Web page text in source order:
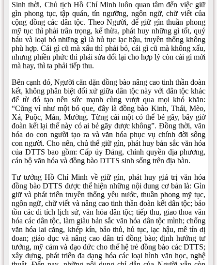
Sinh thời, Chủ tịch Hồ Chí Minh luôn quan tâm đến việc giữ
gìn phong tục, tập quán, tín ngưỡng, ngôn ngữ, chữ viết của
cộng đồng các dân tộc. Theo Người, để giữ gìn thuần phong
mỹ tục thì phải trân trọng, kế thừa, phát huy những gì tốt, quý
báu và loại bỏ những gì là hủ tục lạc hậu, truyền thống không
phù hợp. Cái gì cũ mà xấu thì phải bỏ, cái gì cũ mà không xấu,
nhưng phiền phức thì phải sửa đổi lại cho hợp lý còn cái gì mới
mà hay, thì ta phải tiếp thu.
Bên cạnh đó, Người căn dặn đồng bào nâng cao tinh thần đoàn
kết, không phân biệt đối xử giữa dân tộc này với dân tộc khác
để từ đó tạo nên sức mạnh cùng vượt qua mọi khó khăn:
“Cũng ví như một bó que, đây là đồng bào Kinh, Thái, Mèo,
Xá, Puộc, Mán, Mường. Từng cái một có thể bẻ gãy, bây giờ
đoàn kết lại thế này có ai bẻ gãy được không”. Đồng thời, văn
hóa do con người tạo ra và văn hóa phục vụ chính đời sống
con người. Cho nên, chủ thể giữ gìn, phát huy bản sắc văn hóa
của DTTS bao gồm: Cấp ủy Đảng, chính quyền địa phương,
cán bộ văn hóa và đồng bào DTTS sinh sống trên địa bàn.
Tư tưởng Hồ Chí Minh về giữ gìn, phát huy giá trị văn hóa
đồng bào DTTS được thể hiện những nội dung cơ bản là: Gìn
giữ và phát triển truyền thống yêu nước, thuần phong mỹ tục,
ngôn ngữ, chữ viết và nâng cao tinh thần đoàn kết dân tộc; bảo
tồn các di tích lịch sử, văn hóa dân tộc; tiếp thu, giao thoa văn
hóa các dân tộc, làm giàu bản sắc văn hóa dân tộc mình; chống
văn hóa lai căng, khép kín, bảo thủ, hủ tục, lạc hậu, mê tín dị
đoan; giáo dục và nâng cao dân trí đồng bào; định hướng tư
tưởng, mỹ cảm và đạo đức cho thế hệ trẻ đồng bào các DTTS;
xây dựng, phát triển đa dạng hóa các loại hình văn học, nghệ